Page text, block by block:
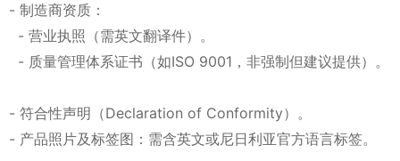
- 制造商资质：
- 营业执照（需英文翻译件）。
- 质量管理体系证书（如ISO 9001，非强制但建议提供）。
- 符合性声明（Declaration of Conformity）。
- 产品照片及标签图：需含英文或尼日利亚官方语言标签。